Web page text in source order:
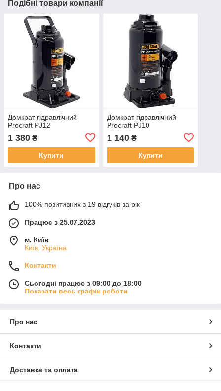
Подібні товари компанії
Домкрат гідравлічний
Procraft PJ12
1 380 ₴
Купити
Домкрат гідравлічний
Procraft PJ10
1 140₴
Купити
Про нас
100% позитивних з 19 відгуків за рік
Працює з 25.07.2023
м. Київ
Київ, Україна
Контакти
Сьогодні працює з 09:00 до 18:00
Показати весь графік роботи
Про нас
Контакти
Доставка та оплата